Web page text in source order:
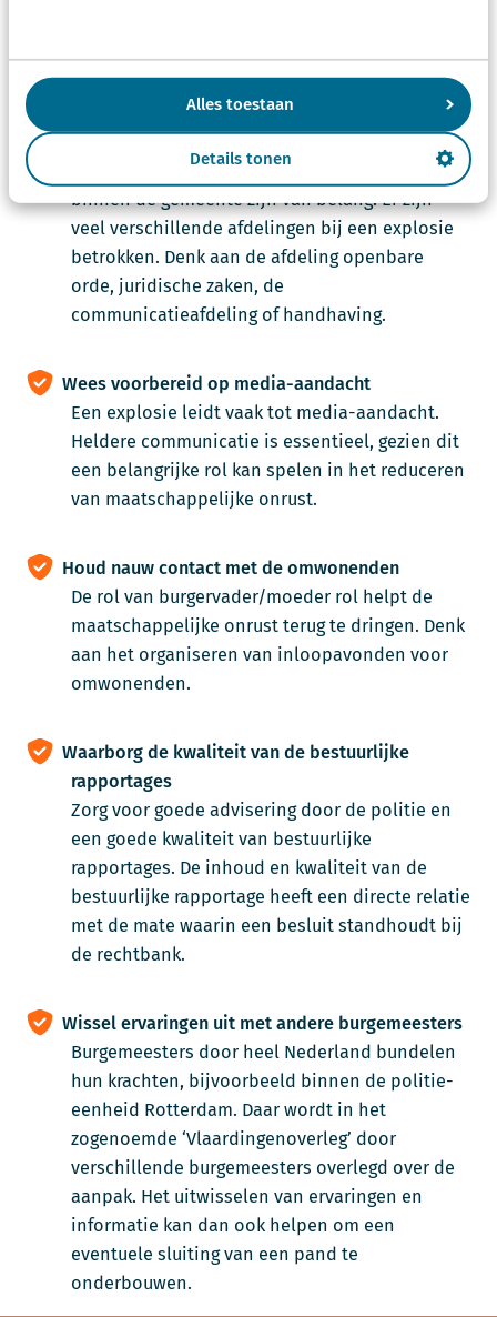
Alles toestaan
Details tonen
Om de juiste keuzes te maken is het belangrijk
om goed samen te werken met
veiligheidspartners. Heb vertrouwen in de
driehoek, korte lijnen zijn belangrijk. Ook de
integrale samenwerking tussen afdelingen
binnen de gemeente zijn van belang. Er zijn
veel verschillende afdelingen bij een explosie
betrokken. Denk aan de afdeling openbare
orde, juridische zaken, de
communicatieafdeling of handhaving.
Wees voorbereid op media-aandacht
Een explosie leidt vaak tot media-aandacht.
Heldere communicatie is essentieel, gezien dit
een belangrijke rol kan spelen in het reduceren
van maatschappelijke onrust.
Houd nauw contact met de omwonenden
De rol van burgervader/moeder rol helpt de
maatschappelijke onrust terug te dringen. Denk
aan het organiseren van inloopavonden voor
omwonenden.
Waarborg de kwaliteit van de bestuurlijke
rapportages
Zorg voor goede advisering door de politie en
een goede kwaliteit van bestuurlijke
rapportages. De inhoud en kwaliteit van de
bestuurlijke rapportage heeft een directe relatie
met de mate waarin een besluit standhoudt bij
de rechtbank.
Wissel ervaringen uit met andere burgemeesters
Burgemeesters door heel Nederland bundelen
hun krachten, bijvoorbeeld binnen de politie-
eenheid Rotterdam. Daar wordt in het
zogenoemde ‘Vlaardingenoverleg’ door
verschillende burgemeesters overlegd over de
aanpak. Het uitwisselen van ervaringen en
informatie kan dan ook helpen om een
eventuele sluiting van een pand te
onderbouwen.